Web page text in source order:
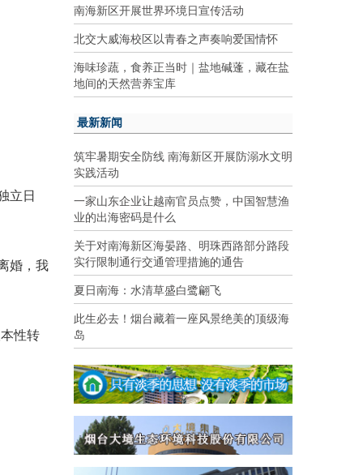
立日
婚，我
性转
南海新区开展世界环境日宣传活动
北交大威海校区以青春之声奏响爱国情怀
海味珍蔬，食养正当时｜盐地碱蓬，藏在盐
地间的天然营养宝库
最新新闻
筑牢暑期安全防线 南海新区开展防溺水文明
实践活动
一家山东企业让越南官员点赞，中国智慧渔
业的出海密码是什么
关于对南海新区海晏路、明珠西路部分路段
实行限制通行交通管理措施的通告
夏日南海：水清草盛白鹭翩飞
此生必去！烟台藏着一座风景绝美的顶级海
岛